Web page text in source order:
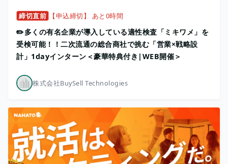
締切直前 【申込締切】 あと0時間
✏️多くの有名企業が導入している適性検査「ミキワメ」を
受検可能！！二次流通の総合商社で挑む「営業×戦略設
計」1dayインターン＜豪華特典付き|WEB開催＞
株式会社BuySell Technologies